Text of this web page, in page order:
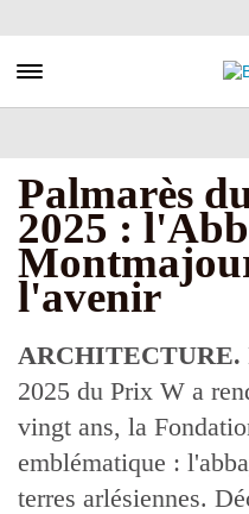
au
principal
Toggle navigation
Palmarès
2025 :
l'avenir
ARCHITECTURE.
2025 du Prix W a
vingt ans, la
emblématique :
terres arlésiennes.